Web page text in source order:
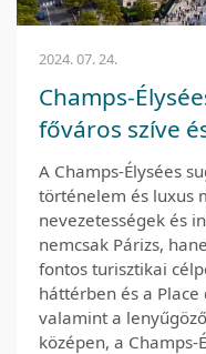
2024. 07. 24.
Champs-
főváros szíve
A Champs-Élysées
történelem és luxus
nevezetességek és
nemcsak Párizs,
fontos turisztikai
háttérben és a
valamint a
középen, a